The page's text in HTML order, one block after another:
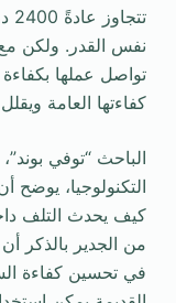
نفس القدر. ولكن مع
تواصل عملها
كفاءتها العامة
الباحث “توفي
التكنولوجيا،
كيف يحدث التلف
من الجدير بالذكر
في تحسين كفاءة